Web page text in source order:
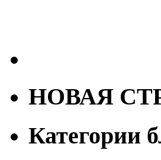
НОВАЯ
Категории